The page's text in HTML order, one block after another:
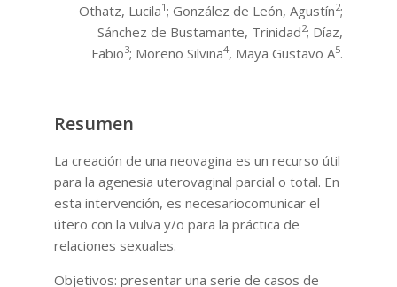
Othatz, Lucila1; González de León, Agustín2;
Sánchez de Bustamante, Trinidad2; Díaz,
Fabio3; Moreno Silvina4, Maya Gustavo A5.
Resumen
La creación de una neovagina es un recurso útil
para la agenesia uterovaginal parcial o total. En
esta intervención, es necesariocomunicar el
útero con la vulva y/o para la práctica de
relaciones sexuales.
Objetivos: presentar una serie de casos de